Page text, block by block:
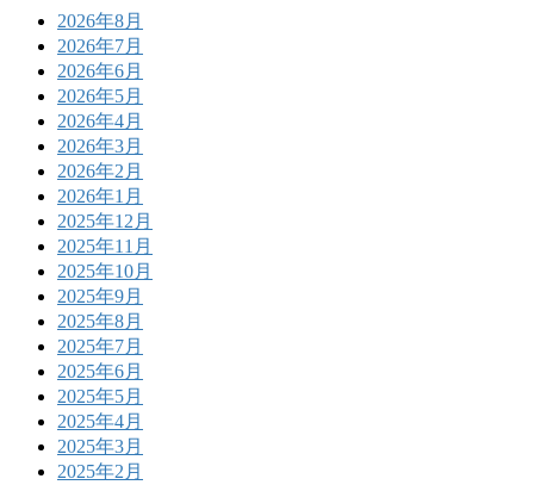
2026年8月
2026年7月
2026年6月
2026年5月
2026年4月
2026年3月
2026年2月
2026年1月
2025年12月
2025年11月
2025年10月
2025年9月
2025年8月
2025年7月
2025年6月
2025年5月
2025年4月
2025年3月
2025年2月